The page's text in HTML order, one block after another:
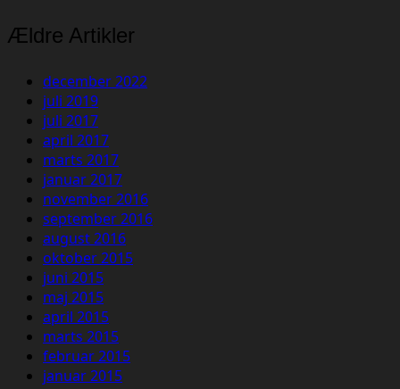
Ældre Artikler
december 2022
juli 2019
juli 2017
april 2017
marts 2017
januar 2017
november 2016
september 2016
august 2016
oktober 2015
juni 2015
maj 2015
april 2015
marts 2015
februar 2015
januar 2015